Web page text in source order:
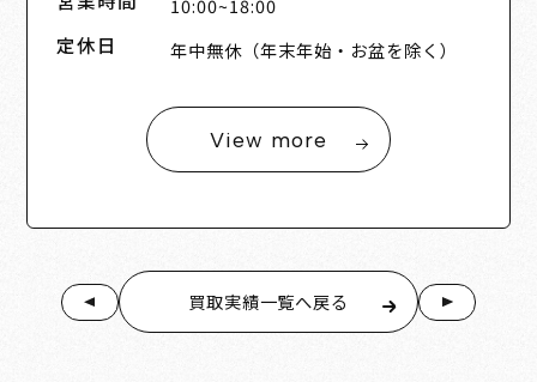
10:00~18:00
定休日 年中無休（年末年始・お盆を除く）
View more
買取実績一覧へ戻る